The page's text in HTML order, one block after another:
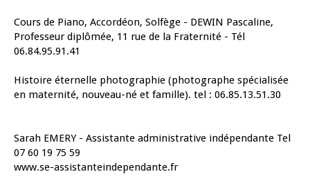
Cours de Piano, Accordéon, Solfège - DEWIN Pascaline,
Professeur diplômée, 11 rue de la Fraternité - Tél
06.84.95.91.41
Histoire éternelle photographie (photographe spécialisée
en maternité, nouveau-né et famille). tel : 06.85.13.51.30
Sarah EMERY - Assistante administrative indépendante Tel
07 60 19 75 59
www.se-assistanteindependante.fr